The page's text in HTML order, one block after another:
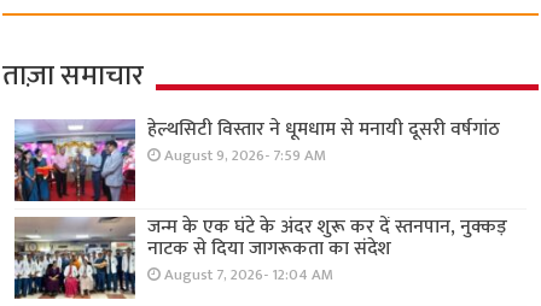
ताज़ा समाचार
हेल्थसिटी विस्तार ने धूमधाम से मनायी दूसरी वर्षगांठ
August 9, 2026- 7:59 AM
जन्म के एक घंटे के अंदर शुरू कर दें स्तनपान, नुक्कड़
नाटक से दिया जागरूकता का संदेश
August 7, 2026- 12:04 AM